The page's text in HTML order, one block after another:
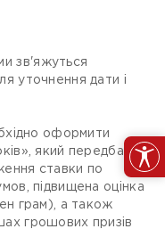
зв'яжуться
уточнення дати і
оформити
який передбачає
ставки по
підвищена оцінка
грам), а також
грошових призів